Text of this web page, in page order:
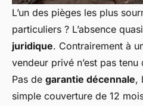
L’un des pièges les plus
particuliers ? L’absence
juridique. Contrairement à
vendeur privé n’est pas
Pas de garantie décennale,
simple couverture de 12